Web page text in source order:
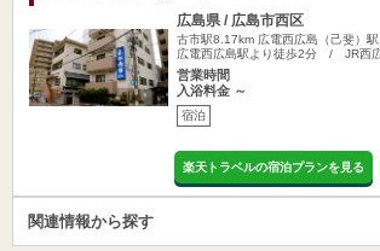
広島県 / 広島市西区
古市駅8.17km 広電西広島（己斐）
広電西広島駅より徒歩2分 / JR西
営業時間
入浴料金 ～
宿泊
楽天トラベルの宿泊プランを見る
関連情報から探す